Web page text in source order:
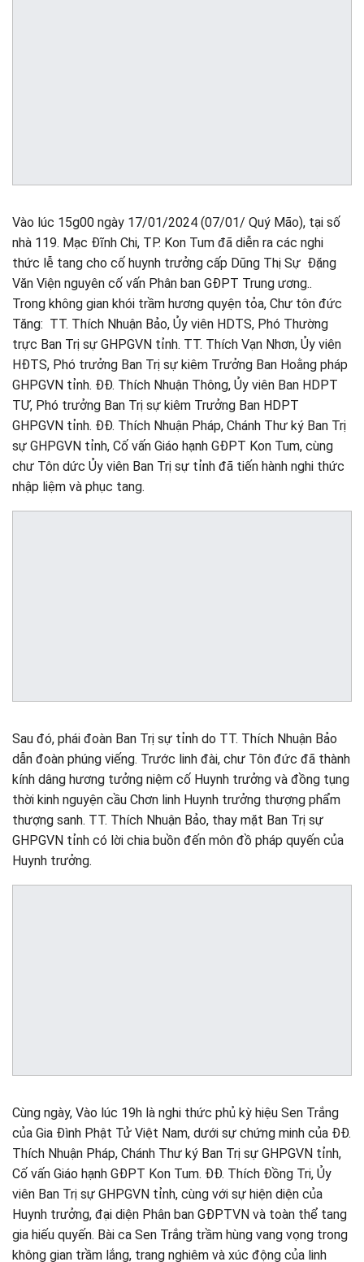
Vào lúc 15g00 ngày 17/01/2024 (07/01/ Quý Mão), tại số
nhà 119. Mạc Đĩnh Chi, TP. Kon Tum đã diễn ra các nghi
thức lễ tang cho cố huynh trưởng cấp Dũng Thị Sự Đặng
Văn Viện nguyên cố vấn Phân ban GĐPT Trung ương..
Trong không gian khói trầm hương quyện tỏa, Chư tôn đức
Tăng: TT. Thích Nhuận Bảo, Ủy viên HDTS, Phó Thường
trực Ban Trị sự GHPGVN tỉnh. TT. Thích Vạn Nhơn, Ủy viên
HĐTS, Phó trưởng Ban Trị sự kiêm Trưởng Ban Hoằng pháp
GHPGVN tỉnh. ĐĐ. Thích Nhuận Thông, Ủy viên Ban HDPT
TƯ, Phó trưởng Ban Trị sự kiêm Trưởng Ban HDPT
GHPGVN tỉnh. ĐĐ. Thích Nhuận Pháp, Chánh Thư ký Ban Trị
sự GHPGVN tỉnh, Cố vấn Giáo hạnh GĐPT Kon Tum, cùng
chư Tôn dức Ủy viên Ban Trị sự tỉnh đã tiến hành nghi thức
nhập liệm và phục tang.
Sau đó, phái đoàn Ban Trị sự tỉnh do TT. Thích Nhuận Bảo
dẫn đoàn phúng viếng. Trước linh đài, chư Tôn đức đã thành
kính dâng hương tưởng niệm cố Huynh trưởng và đồng tụng
thời kinh nguyện cầu Chơn linh Huynh trưởng thượng phẩm
thượng sanh. TT. Thích Nhuận Bảo, thay mặt Ban Trị sự
GHPGVN tỉnh có lời chia buồn đến môn đồ pháp quyến của
Huynh trưởng.
Cùng ngày, Vào lúc 19h là nghi thức phủ kỳ hiệu Sen Trắng
của Gia Đình Phật Tử Việt Nam, dưới sự chứng minh của ĐĐ.
Thích Nhuận Pháp, Chánh Thư ký Ban Trị sự GHPGVN tỉnh,
Cố vấn Giáo hạnh GĐPT Kon Tum. ĐĐ. Thích Đồng Tri, Ủy
viên Ban Trị sự GHPGVN tỉnh, cùng với sự hiện diện của
Huynh trưởng, đại diện Phân ban GĐPTVN và toàn thể tang
gia hiếu quyến. Bài ca Sen Trắng trầm hùng vang vọng trong
không gian trầm lắng, trang nghiêm và xúc động của linh